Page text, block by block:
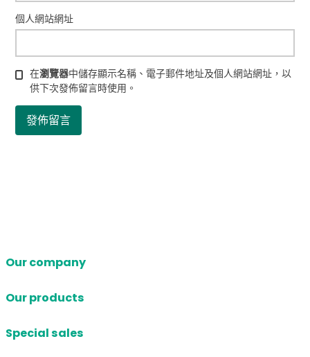
個人網站網址
在瀏覽器中儲存顯示名稱、電子郵件地址及個人網站網址，以
供下次發佈留言時使用。
Our company
Our products
Special sales